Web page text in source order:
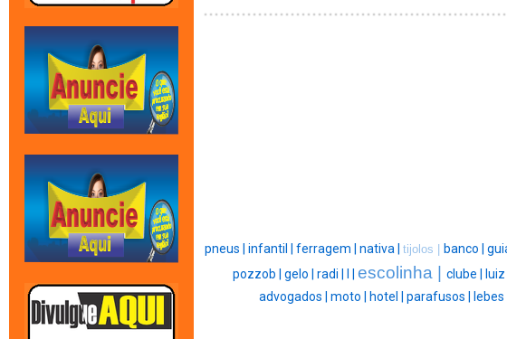
pneus | infantil | ferragem | nativa | tijolos | banco |
pozzob | gelo | radi | escolinha | clube | luiz |
advogados | moto | hotel | parafusos | lebes |